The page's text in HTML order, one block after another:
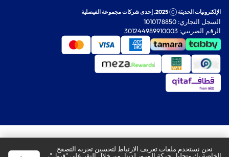
الإلكترونيات الحديثة 2025. إحدى شركات مجموعة الفيصلية
السجل التجاري: 1010178850
الرقم الضريبي: 301244989910003
نحن نستخدم ملفات تعريف الارتباط لتحسين تجربة التصفح